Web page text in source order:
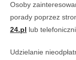
Osoby
porady poprzez
24.pl lub
Udzielanie